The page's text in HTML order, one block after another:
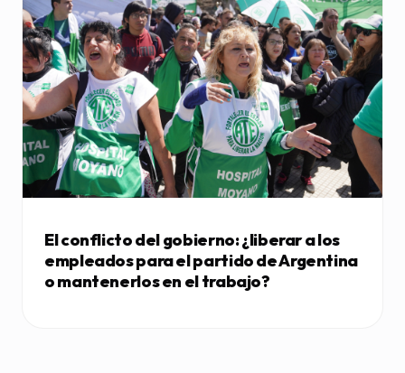
El conflicto del gobierno: ¿liberar a los
empleados para el partido de Argentina
o mantenerlos en el trabajo?